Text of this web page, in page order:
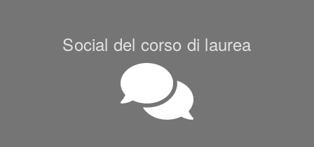
Social del corso di laurea